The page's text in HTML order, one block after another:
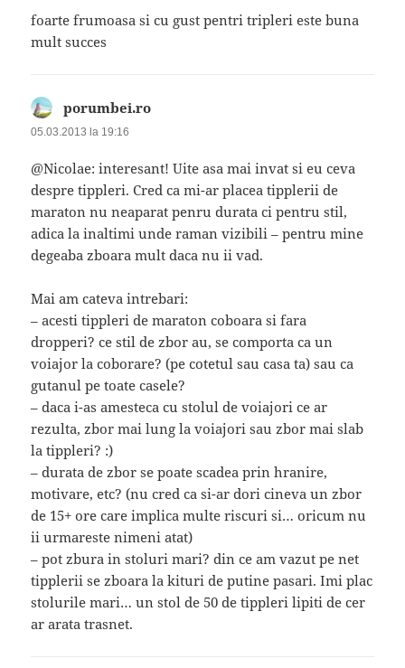
foarte frumoasa si cu gust pentri tripleri este buna
mult succes
porumbei.ro
05.03.2013 la 19:16
@Nicolae: interesant! Uite asa mai invat si eu ceva
despre tippleri. Cred ca mi-ar placea tipplerii de
maraton nu neaparat penru durata ci pentru stil,
adica la inaltimi unde raman vizibili – pentru mine
degeaba zboara mult daca nu ii vad.
Mai am cateva intrebari:
– acesti tippleri de maraton coboara si fara
dropperi? ce stil de zbor au, se comporta ca un
voiajor la coborare? (pe cotetul sau casa ta) sau ca
gutanul pe toate casele?
– daca i-as amesteca cu stolul de voiajori ce ar
rezulta, zbor mai lung la voiajori sau zbor mai slab
la tippleri? :)
– durata de zbor se poate scadea prin hranire,
motivare, etc? (nu cred ca si-ar dori cineva un zbor
de 15+ ore care implica multe riscuri si… oricum nu
ii urmareste nimeni atat)
– pot zbura in stoluri mari? din ce am vazut pe net
tipplerii se zboara la kituri de putine pasari. Imi plac
stolurile mari… un stol de 50 de tippleri lipiti de cer
ar arata trasnet.